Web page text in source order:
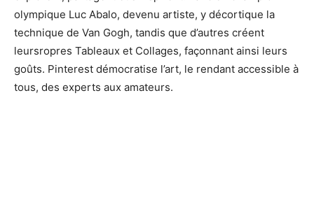
olympique Luc Abalo, devenu artiste, y décortique la
technique de Van Gogh, tandis que d’autres créent
leursropres Tableaux et Collages, façonnant ainsi leurs
goûts. Pinterest démocratise l’art, le rendant accessible à
tous, des experts aux amateurs.